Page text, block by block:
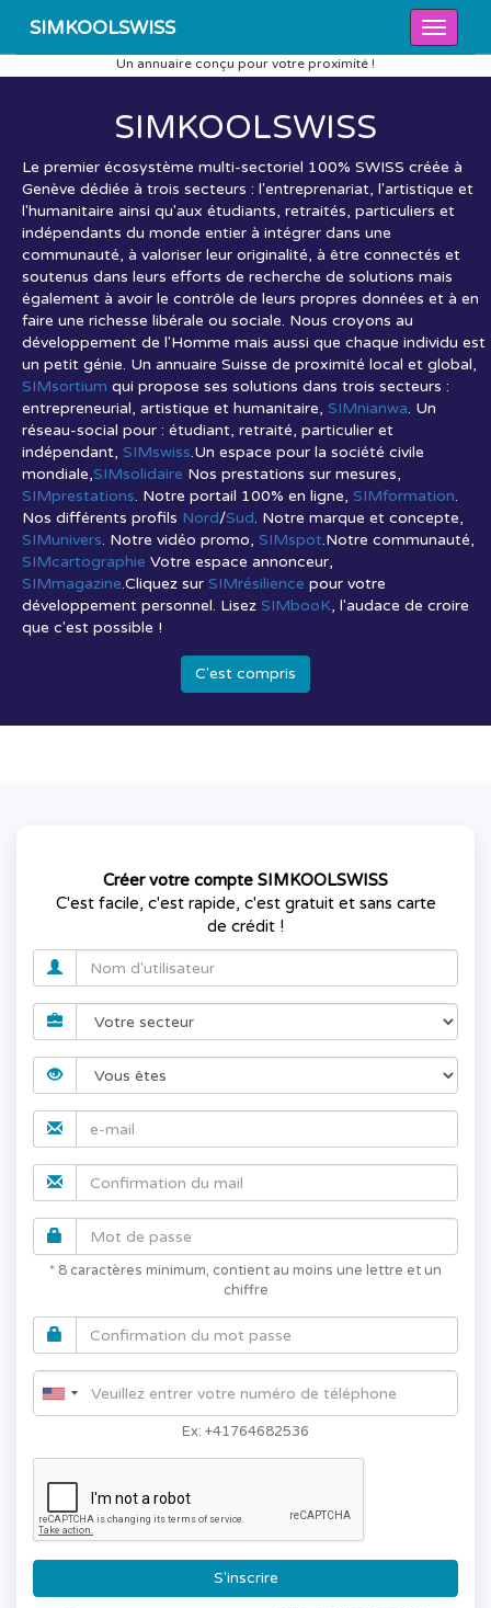
SIMKOOLSWISS
Un annuaire conçu pour votre proximité !
SIMKOOLSWISS
Le premier écosystème multi-sectoriel 100% SWISS créée à
Genève dédiée à trois secteurs : l'entreprenariat, l'artistique et
l'humanitaire ainsi qu'aux étudiants, retraités, particuliers et
indépendants du monde entier à intégrer dans une
communauté, à valoriser leur originalité, à être connectés et
soutenus dans leurs efforts de recherche de solutions mais
également à avoir le contrôle de leurs propres données et à en
faire une richesse libérale ou sociale. Nous croyons au
développement de l'Homme mais aussi que chaque individu est
un petit génie. Un annuaire Suisse de proximité local et global,
SIMsortium qui propose ses solutions dans trois secteurs :
entrepreneurial, artistique et humanitaire, SIMnianwa. Un
réseau-social pour : étudiant, retraité, particulier et
indépendant, SIMswiss.Un espace pour la société civile
mondiale,SIMsolidaire Nos prestations sur mesures,
SIMprestations. Notre portail 100% en ligne, SIMformation.
Nos différents profils Nord/Sud. Notre marque et concepte,
SIMunivers. Notre vidéo promo, SIMspot.Notre communauté,
SIMcartographie Votre espace annonceur,
SIMmagazine.Cliquez sur SIMrésilience pour votre
développement personnel. Lisez SIMbooK, l'audace de croire
que c'est possible !
C'est compris
Créer votre compte SIMKOOLSWISS
C'est facile, c'est rapide, c'est gratuit et sans carte
de crédit !
* 8 caractères minimum, contient au moins une lettre et un
chiffre
Ex: +41764682536
S'inscrire